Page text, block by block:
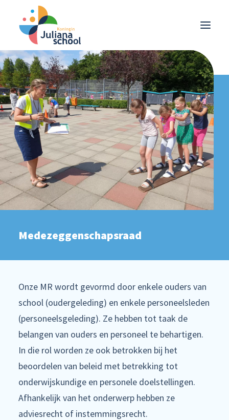
School
Ouders
Leerlingen
Agenda
Nieuws
Contact
Medezeggenschapsraad
Onze MR wordt gevormd door enkele ouders van
school (oudergeleding) en enkele personeelsleden
(personeelsgeleding). Ze hebben tot taak de
belangen van ouders en personeel te behartigen.
In die rol worden ze ook betrokken bij het
beoordelen van beleid met betrekking tot
onderwijskundige en personele doelstellingen.
Afhankelijk van het onderwerp hebben ze
adviesrecht of instemmingsrecht.